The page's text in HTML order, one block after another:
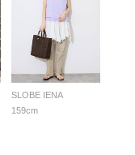
SLOBE IENA
159cm